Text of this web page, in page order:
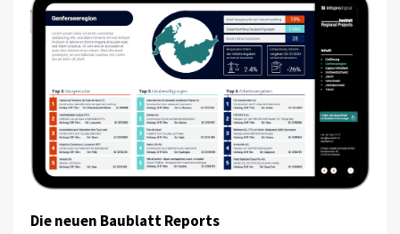
Die neuen Baublatt Reports